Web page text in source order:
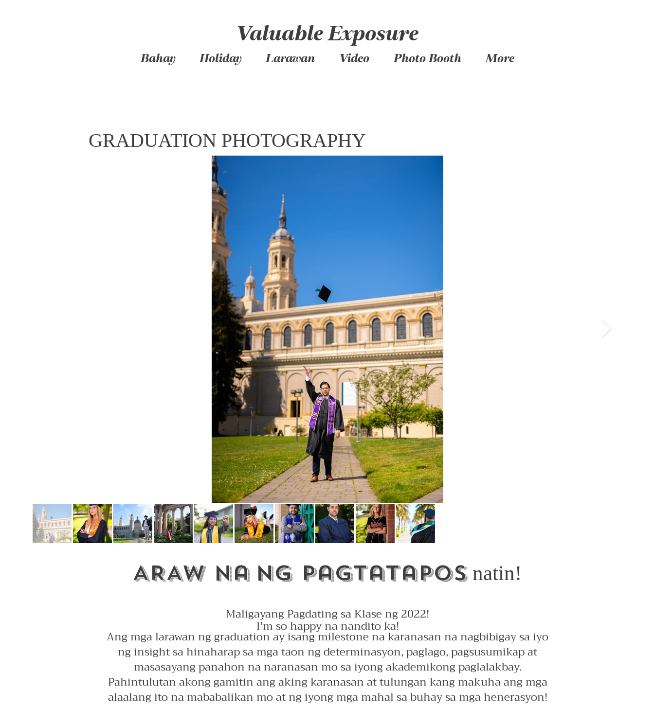
Valuable Exposure
Bahay Holiday Larawan Video Photo Booth More
GRADUATION PHOTOGRAPHY
ARAW na ng pagtataposnatin!
Maligayang Pagdating sa Klase ng 2022!
I'm so happy na nandito ka!
Ang mga larawan ng graduation ay isang milestone na karanasan na nagbibigay sa iyo
ng insight sa hinaharap sa mga taon ng determinasyon, paglago, pagsusumikap at
masasayang panahon na naranasan mo sa iyong akademikong paglalakbay.
Pahintulutan akong gamitin ang aking karanasan at tulungan kang makuha ang mga
alaalang ito na mababalikan mo at ng iyong mga mahal sa buhay sa mga henerasyon!